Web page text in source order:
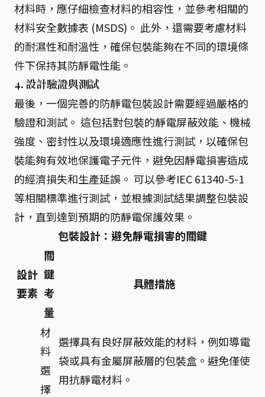
材料時，應仔細檢查材料的相容性，並參考相關的
材料安全數據表 (MSDS)。 此外，還需要考慮材料
的耐濕性和耐溫性，確保包裝能夠在不同的環境條
件下保持其防靜電性能。
4. 設計驗證與測試
最後，一個完善的防靜電包裝設計需要經過嚴格的
驗證和測試。 這包括對包裝的靜電屏蔽效能、機械
強度、密封性以及環境適應性進行測試，以確保包
裝能夠有效地保護電子元件，避免因靜電損害造成
的經濟損失和生產延誤。 可以參考IEC 61340-5-1
等相關標準進行測試，並根據測試結果調整包裝設
計，直到達到預期的防靜電保護效果。
包裝設計：避免靜電損害的關鍵
設計
要素
關
鍵
考
量
具體措施
材
料
選
擇
選擇具有良好屏蔽效能的材料，例如導電
袋或具有金屬屏蔽層的包裝盒。避免僅使
用抗靜電材料。